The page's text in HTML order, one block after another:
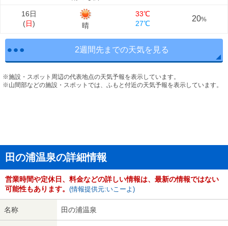
16日
(日) 晴
33℃
27℃
20%
2週間先までの天気を見る
※施設・スポット周辺の代表地点の天気予報を表示しています。
※山間部などの施設・スポットでは、ふもと付近の天気予報を表示しています。
田の浦温泉の詳細情報
営業時間や定休日、料金などの詳しい情報は、最新の情報ではない
可能性もあります。 (情報提供元:いこーよ)
名称 田の浦温泉